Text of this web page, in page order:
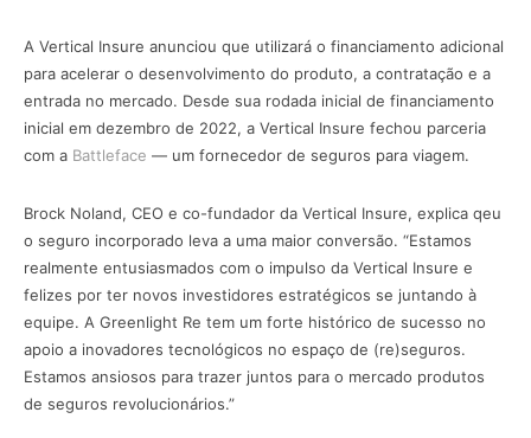
A Vertical Insure anunciou que utilizará o financiamento adicional
para acelerar o desenvolvimento do produto, a contratação e a
entrada no mercado. Desde sua rodada inicial de financiamento
inicial em dezembro de 2022, a Vertical Insure fechou parceria
com a Battleface — um fornecedor de seguros para viagem.
Brock Noland, CEO e co-fundador da Vertical Insure, explica qeu
o seguro incorporado leva a uma maior conversão. “Estamos
realmente entusiasmados com o impulso da Vertical Insure e
felizes por ter novos investidores estratégicos se juntando à
equipe. A Greenlight Re tem um forte histórico de sucesso no
apoio a inovadores tecnológicos no espaço de (re)seguros.
Estamos ansiosos para trazer juntos para o mercado produtos
de seguros revolucionários.”